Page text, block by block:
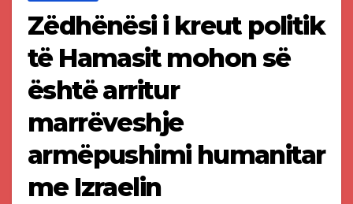
Zëdhënësi i kreut politik
të Hamasit mohon së
është arritur
marrëveshje
armëpushimi humanitar
me Izraelin